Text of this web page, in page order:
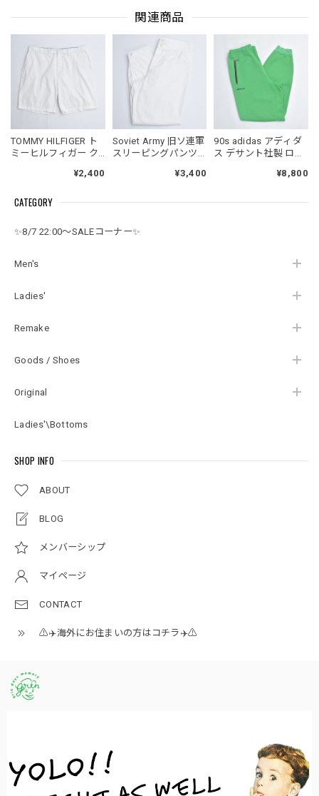
CATEGORY
✨8/7 22:00～SALEコーナー✨
Men's
Ladies'
Remake
Goods / Shoes
Original
Ladies'\Bottoms
SHOP INFO
ABOUT
BLOG
メンバーシップ
マイページ
CONTACT
⚠️✈️海外にお住まいの方はコチラ✈️⚠️
関連商品
TOMMY HILFIGER ト
ミーヒルフィガー ク
ツ ハーフパンツ アメ
イト 白 ヴィンテージ
リカ古着 メンズW36
～37インチ
¥2,400
Soviet Army 旧ソ連軍
スリーピングパンツ
パード イージーパン
ト ロシア 白 ヴィンテ
ビンテージ ヨーロッ
パ古着 メンズW33イ
¥3,400
90s adidas アディダ
ス デサント社製 ロゴ
ックパンツ ジャパン
ージ グリーン ジャー
¥8,800